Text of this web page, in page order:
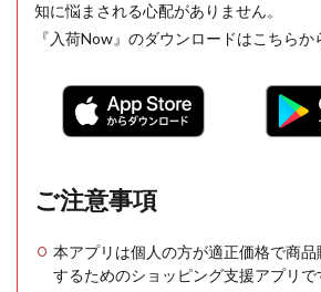
知に悩まされる心配がありません。
『入荷Now』のダウンロードはこちらか
ご注意事項
本アプリは個人の方が適正価格で商
するためのショッピング支援アプリで